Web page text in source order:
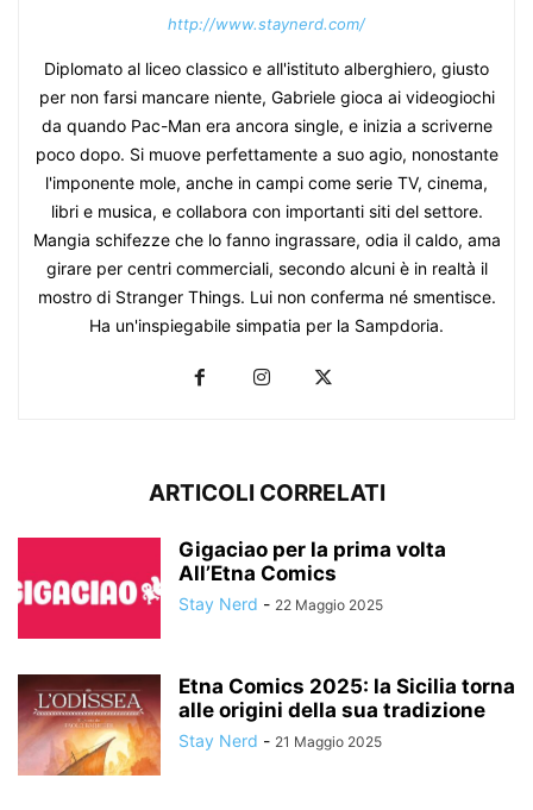
http://www.staynerd.com/
Diplomato al liceo classico e all'istituto alberghiero, giusto
per non farsi mancare niente, Gabriele gioca ai videogiochi
da quando Pac-Man era ancora single, e inizia a scriverne
poco dopo. Si muove perfettamente a suo agio, nonostante
l'imponente mole, anche in campi come serie TV, cinema,
libri e musica, e collabora con importanti siti del settore.
Mangia schifezze che lo fanno ingrassare, odia il caldo, ama
girare per centri commerciali, secondo alcuni è in realtà il
mostro di Stranger Things. Lui non conferma né smentisce.
Ha un'inspiegabile simpatia per la Sampdoria.
ARTICOLI CORRELATI
Gigaciao per la prima volta
All’Etna Comics
Stay Nerd - 22 Maggio 2025
Etna Comics 2025: la Sicilia torna
alle origini della sua tradizione
Stay Nerd - 21 Maggio 2025